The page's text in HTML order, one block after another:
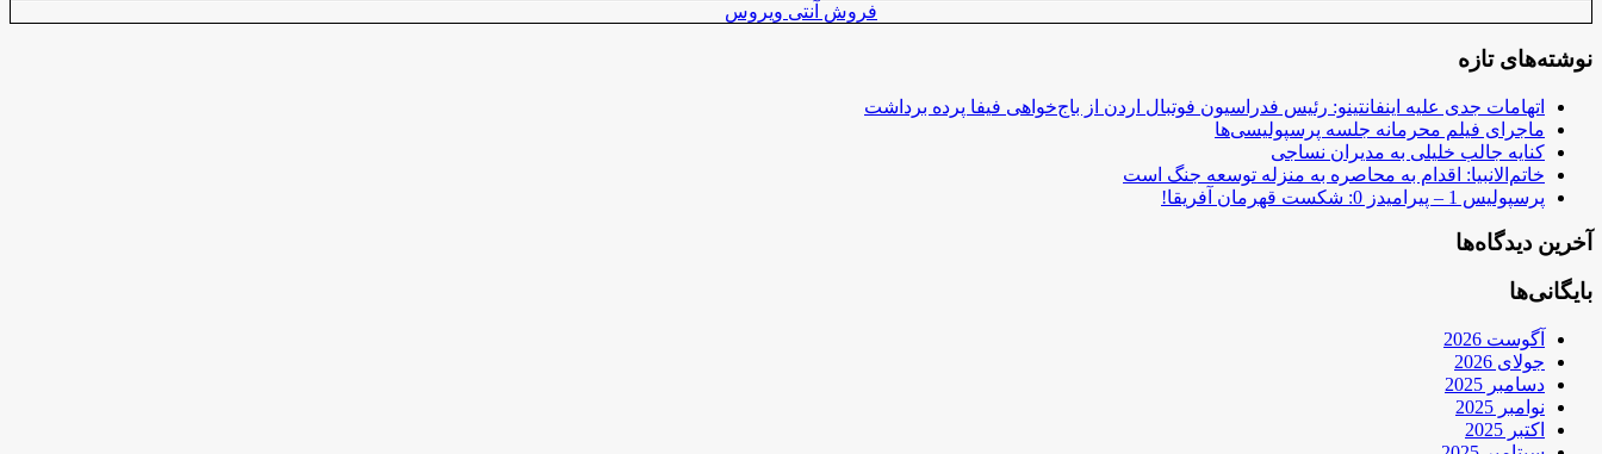
فروش آنتی ویروس
نوشته‌های تازه
اتهامات جدی علیه اینفانتینو: رئیس فدراسیون فوتبال اردن از باج‌خواهی فیفا پرده برداشت
ماجرای فیلم محرمانه جلسه پرسپولیسی‌ها
کنایه جالب خلیلی به مدیران نساجی
خاتم‌الانبیا: اقدام به محاصره به منزله توسعه جنگ است
پرسپولیس 1 – پیرامیدز 0: شکست قهرمان آفریقا!
آخرین دیدگاه‌ها
بایگانی‌ها
آگوست 2026
جولای 2026
دسامبر 2025
نوامبر 2025
اکتبر 2025